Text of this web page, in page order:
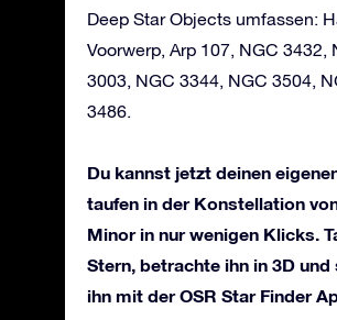
Deep Star Objects umfassen:
Voorwerp, Arp 107, NGC 3432,
3003, NGC 3344, NGC 3504,
3486.
Du kannst jetzt deinen
taufen in der Konstellation
Minor in nur wenigen Klicks.
Stern, betrachte ihn in 3D und
ihn mit der OSR Star Finder